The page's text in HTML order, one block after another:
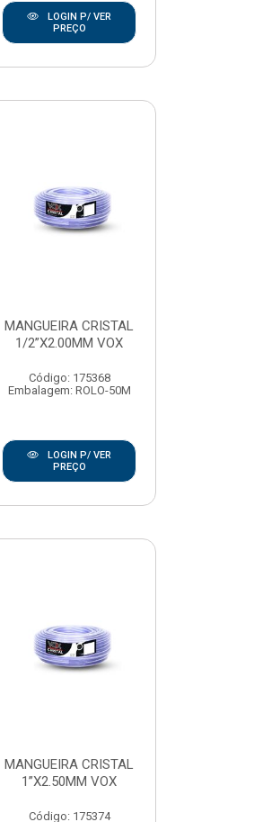
LOGIN P/ VER
PREÇO
MANGUEIRA CRISTAL
1/2”X2.00MM VOX
Código: 175368
Embalagem: ROLO-50M
LOGIN P/ VER
PREÇO
MANGUEIRA CRISTAL
1”X2.50MM VOX
Código: 175374